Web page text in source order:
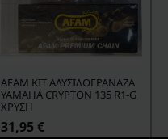
AFAM KIT ΑΛΥΣΙΔΟΓΡΑΝΑΖΑ
YAMAHA CRYPTON 135 R1-G
ΧΡΥΣΗ
31,95 €